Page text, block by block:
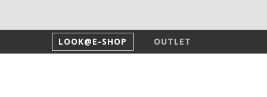
LOOK@E-SHOP OUTLET